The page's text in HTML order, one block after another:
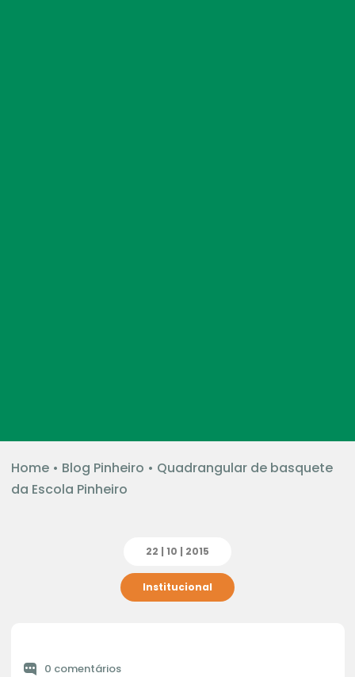
Home• Blog Pinheiro • Quadrangular de basquete
da Escola Pinheiro
22 | 10 | 2015
Institucional
0 comentários